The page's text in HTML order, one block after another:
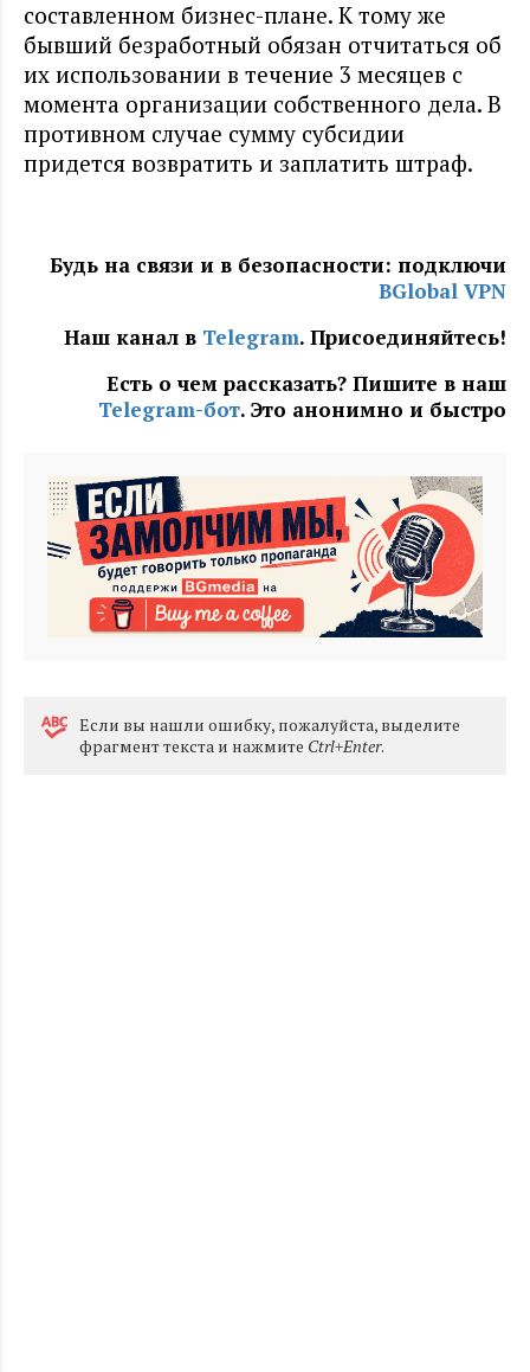
составленном бизнес-плане. К тому же
бывший безработный обязан отчитаться об
их использовании в течение 3 месяцев с
момента организации собственного дела. В
противном случае сумму субсидии
придется возвратить и заплатить штраф.
Будь на связи и в безопасности: подключи
BGlobal VPN
Наш канал в Telegram. Присоединяйтесь!
Есть о чем рассказать? Пишите в наш
Telegram-бот. Это анонимно и быстро
Eсли вы нашли ошибку, пожалуйста, выделите
фрагмент текста и нажмите Ctrl+Enter.